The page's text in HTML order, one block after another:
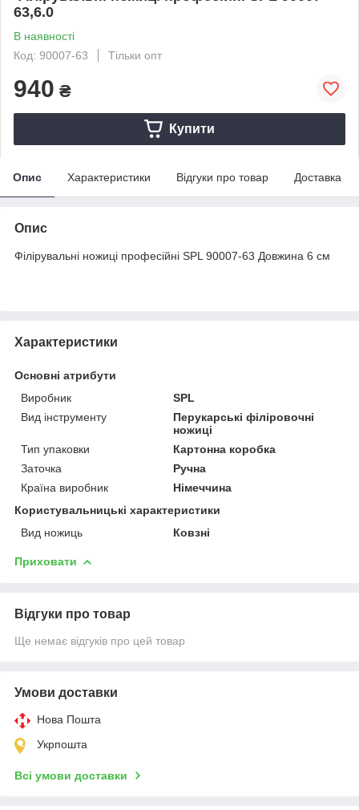
63,6.0
В наявності
Код: 90007-63
Тільки опт
940 ₴
Купити
Опис Характеристики Відгуки про товар Доставка
Опис
Філірувальні ножиці професійні SPL 90007-63 Довжина 6 см
Характеристики
Основні атрибути
Виробник
SPL
Вид інструменту
Перукарські філіровочні
ножиці
Тип упаковки
Картонна коробка
Заточка
Ручна
Країна виробник
Німеччина
Користувальницькі характеристики
Вид ножиць
Ковзні
Приховати
Відгуки про товар
Ще немає відгуків про цей товар
Умови доставки
Нова Пошта
Укрпошта
Всі умови доставки